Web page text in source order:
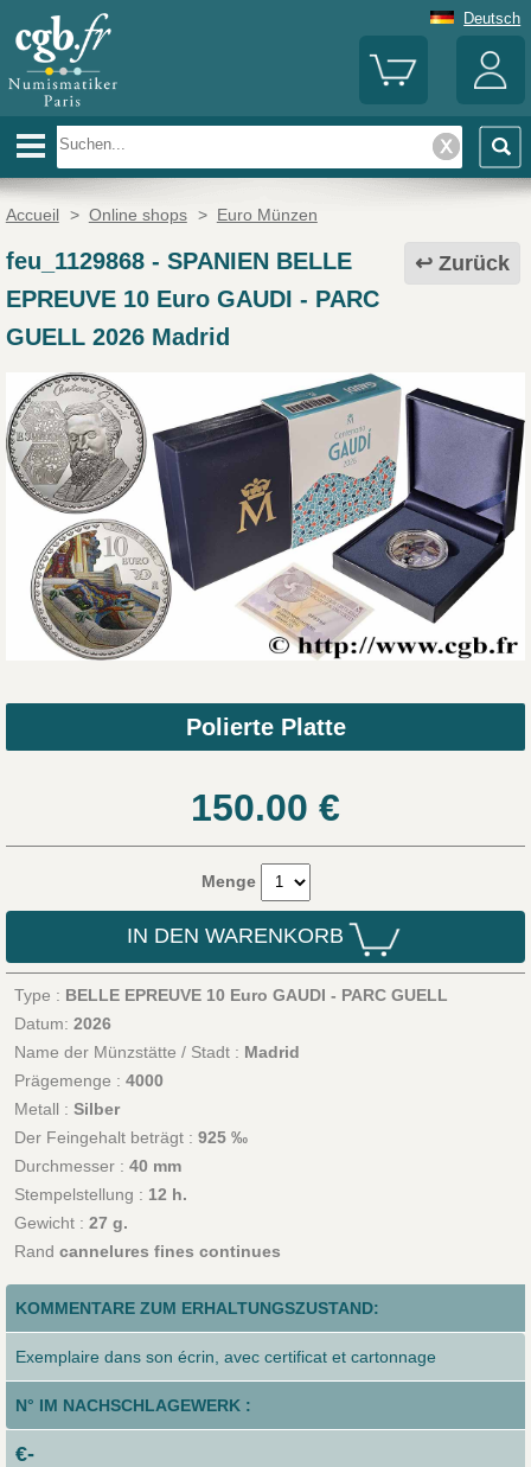
Deutsch
Accueil > Online shops > Euro Münzen
Zurück
feu_1129868- SPANIEN BELLE
EPREUVE 10 Euro GAUDI - PARC
GUELL 2026 Madrid
Polierte Platte
150.00 €
Menge
IN DEN WARENKORB
Type : BELLE EPREUVE 10 Euro GAUDI - PARC GUELL
Datum: 2026
Name der Münzstätte / Stadt : Madrid
Prägemenge : 4000
Metall : Silber
Der Feingehalt beträgt : 925 ‰
Durchmesser : 40 mm
Stempelstellung : 12 h.
Gewicht : 27 g.
Rand cannelures fines continues
KOMMENTARE ZUM ERHALTUNGSZUSTAND:
Exemplaire dans son écrin, avec certificat et cartonnage
N° IM NACHSCHLAGEWERK :
€-